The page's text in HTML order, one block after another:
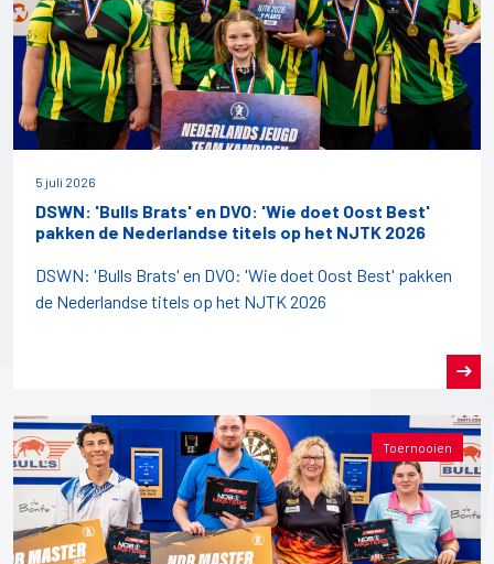
5 juli 2026
DSWN: 'Bulls Brats' en DVO: 'Wie doet Oost Best'
pakken de Nederlandse titels op het NJTK 2026
DSWN: 'Bulls Brats' en DVO: 'Wie doet Oost Best' pakken
de Nederlandse titels op het NJTK 2026
Toernooien